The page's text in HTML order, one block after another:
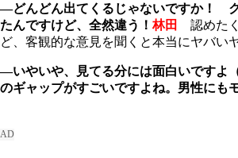
―どんどん出てくるじゃないですか！
たんですけど、全然違う！林田
認めた
ど、客観的な意見を聞くと本当にヤバい
―いやいや、見てる分には面白いですよ
のギャップがすごいですよね。男性にも